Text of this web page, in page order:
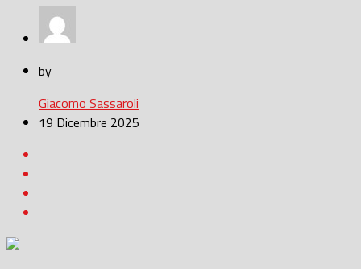
by
Giacomo Sassaroli
19 Dicembre 2025